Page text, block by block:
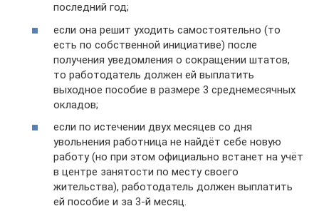
последний год;
если она решит уходить самостоятельно (то
есть по собственной инициативе) после
получения уведомления о сокращении штатов,
то работодатель должен ей выплатить
выходное пособие в размере 3 среднемесячных
окладов;
если по истечении двух месяцев со дня
увольнения работница не найдёт себе новую
работу (но при этом официально встанет на учёт
в центре занятости по месту своего
жительства), работодатель должен выплатить
ей пособие и за 3-й месяц.